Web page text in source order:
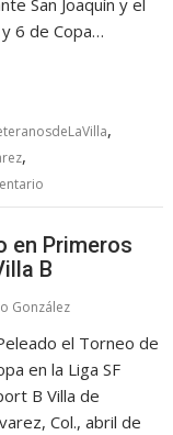
San Joaquín y el
6 de Copa…
,
,
en Primeros
B
González
el Torneo de
en la Liga SF
B Villa de
Col., abril de